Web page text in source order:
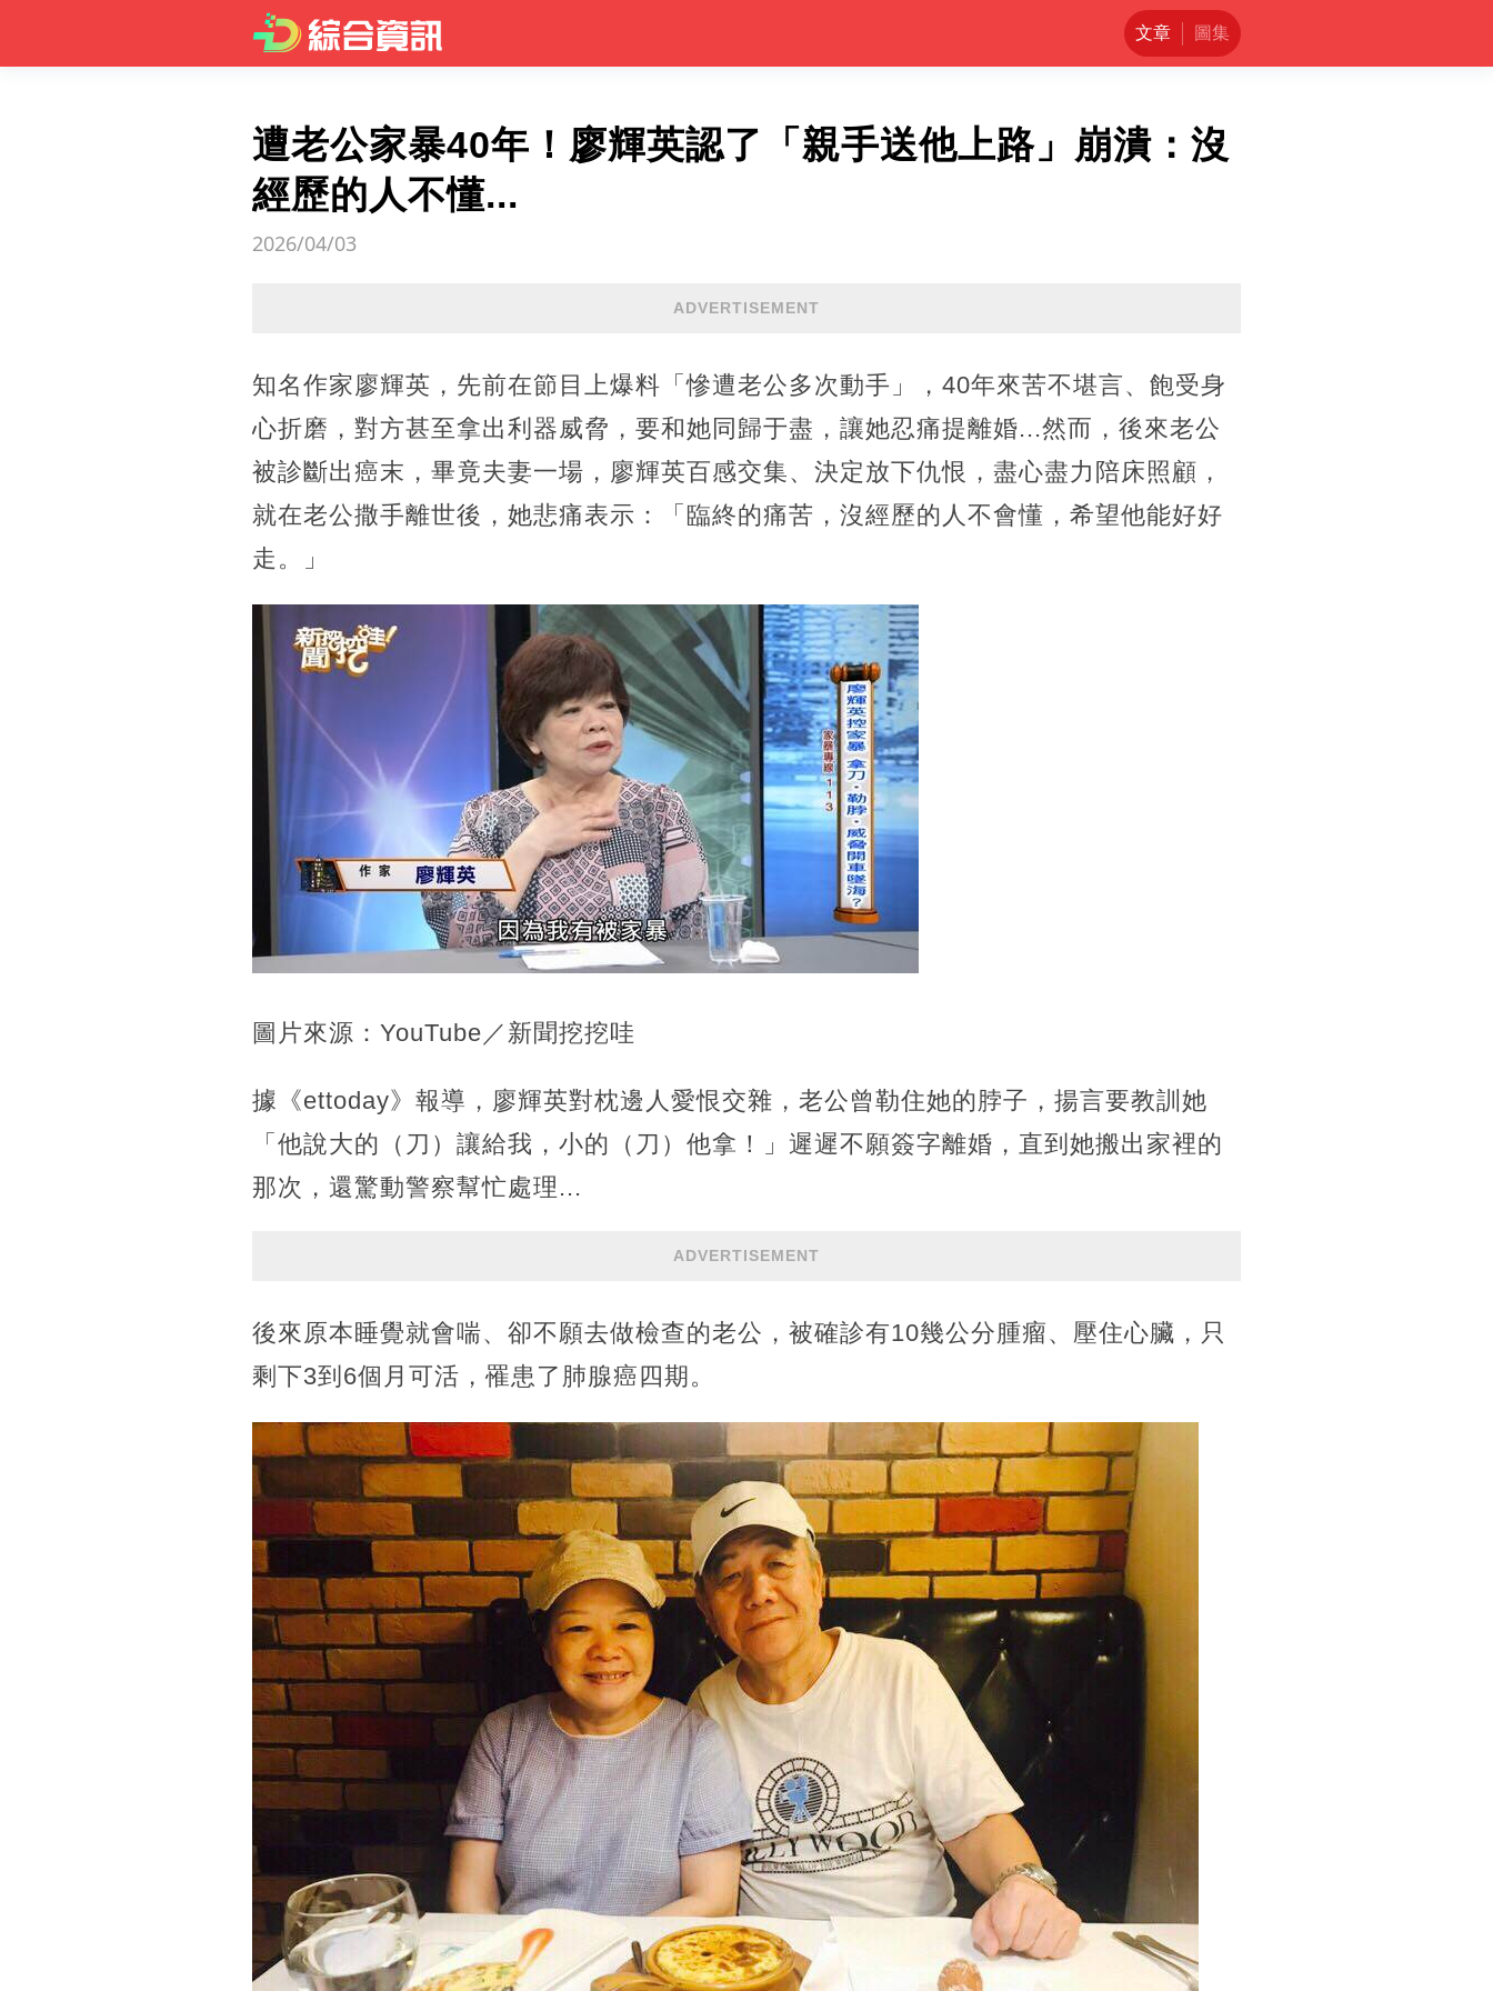
文章 圖集
遭老公家暴40年！廖輝英認了「親手送他上路」崩潰：沒
經歷的人不懂...
2026/04/03
ADVERTISEMENT
知名作家廖輝英，先前在節目上爆料「慘遭老公多次動手」，40年來苦不堪言、飽受身
心折磨，對方甚至拿出利器威脅，要和她同歸于盡，讓她忍痛提離婚...然而，後來老公
被診斷出癌末，畢竟夫妻一場，廖輝英百感交集、決定放下仇恨，盡心盡力陪床照顧，
就在老公撒手離世後，她悲痛表示：「臨終的痛苦，沒經歷的人不會懂，希望他能好好
走。」
圖片來源：YouTube／新聞挖挖哇
據《ettoday》報導，廖輝英對枕邊人愛恨交雜，老公曾勒住她的脖子，揚言要教訓她
「他說大的（刀）讓給我，小的（刀）他拿！」遲遲不願簽字離婚，直到她搬出家裡的
那次，還驚動警察幫忙處理...
ADVERTISEMENT
後來原本睡覺就會喘、卻不願去做檢查的老公，被確診有10幾公分腫瘤、壓住心臟，只
剩下3到6個月可活，罹患了肺腺癌四期。